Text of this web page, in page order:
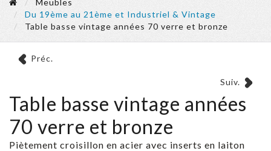
Meubles
Du 19ème au 21ème et Industriel & Vintage
Table basse vintage années 70 verre et bronze
Préc.
Suiv.
Table basse vintage années
70 verre et bronze
Piètement croisillon en acier avec inserts en laiton